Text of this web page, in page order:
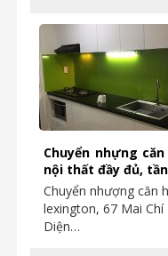
Chuyển nhựng
nội thất đầy đủ,
Chuyển nhượng căn
lexington, 67 Mai
Diện…